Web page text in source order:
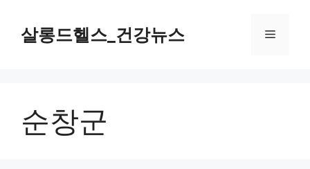
살롱드헬스_건강뉴스 메
순창군